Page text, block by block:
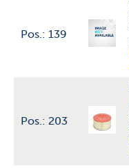
Pos.: 139
Pos.: 203